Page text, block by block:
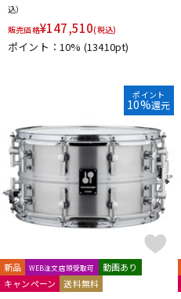
込）
販売価格¥147,510(税込)
ポイント：10% (13410pt)
ポイント
10%還元
新品 WEB注文店頭受取可
動画あり
キャンペーン
送料無料